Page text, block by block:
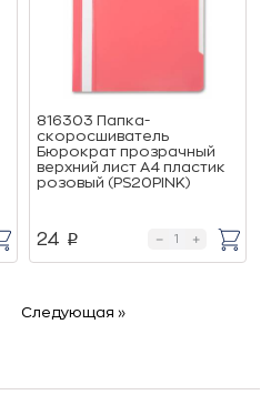
816303 Папка-
скоросшиватель
Бюрократ прозрачный
верхний лист А4 пластик
розовый (PS20PINK)
24 p
Следующая »Next